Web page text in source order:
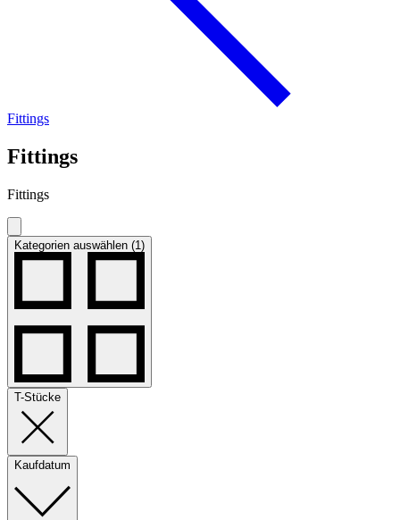
Fittings
Fittings
Fittings
Kategorien auswählen (1)
T-Stücke
Kaufdatum